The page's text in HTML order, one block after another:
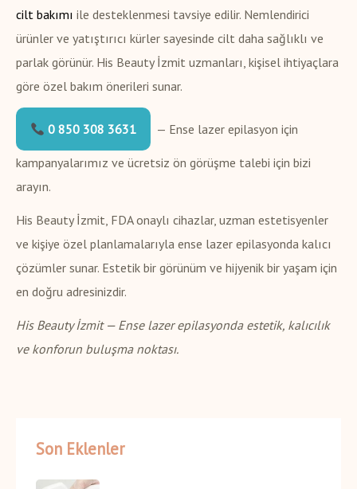
cilt bakımı ile desteklenmesi tavsiye edilir. Nemlendirici
ürünler ve yatıştırıcı kürler sayesinde cilt daha sağlıklı ve
parlak görünür. His Beauty İzmit uzmanları, kişisel ihtiyaçlara
göre özel bakım önerileri sunar.
0 850 308 3631 — Ense lazer epilasyon için
kampanyalarımız ve ücretsiz ön görüşme talebi için bizi
arayın.
His Beauty İzmit, FDA onaylı cihazlar, uzman estetisyenler
ve kişiye özel planlamalarıyla ense lazer epilasyonda kalıcı
çözümler sunar. Estetik bir görünüm ve hijyenik bir yaşam için
en doğru adresinizdir.
His Beauty İzmit — Ense lazer epilasyonda estetik, kalıcılık
ve konforun buluşma noktası.
Son Eklenler